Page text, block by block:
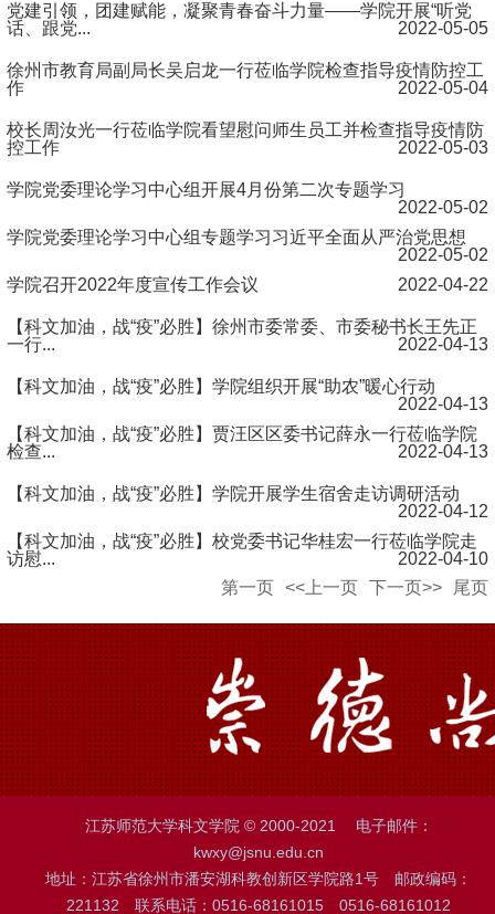
党建引领，团建赋能，凝聚青春奋斗力量——学院开展“听党
话、跟党...
2022-05-05
徐州市教育局副局长吴启龙一行莅临学院检查指导疫情防控工
作
2022-05-04
校长周汝光一行莅临学院看望慰问师生员工并检查指导疫情防
控工作
2022-05-03
学院党委理论学习中心组开展4月份第二次专题学习
2022-05-02
学院党委理论学习中心组专题学习习近平全面从严治党思想
2022-05-02
学院召开2022年度宣传工作会议
2022-04-22
【科文加油，战“疫”必胜】徐州市委常委、市委秘书长王先正
一行...
2022-04-13
【科文加油，战“疫”必胜】学院组织开展“助农”暖心行动
2022-04-13
【科文加油，战“疫”必胜】贾汪区区委书记薛永一行莅临学院
检查...
2022-04-13
【科文加油，战“疫”必胜】学院开展学生宿舍走访调研活动
2022-04-12
【科文加油，战“疫”必胜】校党委书记华桂宏一行莅临学院走
访慰...
2022-04-10
第一页 <<上一页 下一页>> 尾页
江苏师范大学科文学院 © 2000-2021 电子邮件：
kwxy@jsnu.edu.cn
地址：江苏省徐州市潘安湖科教创新区学院路1号 邮政编码：
221132 联系电话：0516-68161015 0516-68161012